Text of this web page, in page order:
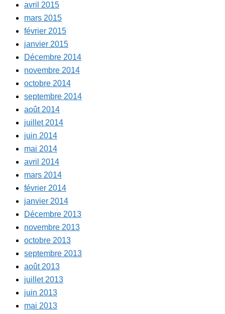
avril 2015
mars 2015
février 2015
janvier 2015
Décembre 2014
novembre 2014
octobre 2014
septembre 2014
août 2014
juillet 2014
juin 2014
mai 2014
avril 2014
mars 2014
février 2014
janvier 2014
Décembre 2013
novembre 2013
octobre 2013
septembre 2013
août 2013
juillet 2013
juin 2013
mai 2013